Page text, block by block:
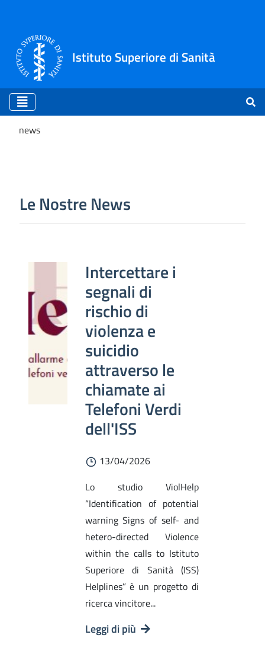
Istituto Superiore di Sanità
news
Le Nostre News
Intercettare i
segnali di
rischio di
violenza e
suicidio
attraverso le
chiamate ai
Telefoni Verdi
dell'ISS
13/04/2026
Lo studio ViolHelp
“Identification of potential
warning Signs of self- and
hetero-directed Violence
within the calls to Istituto
Superiore di Sanità (ISS)
Helplines” è un progetto di
ricerca vincitore...
Leggi di più